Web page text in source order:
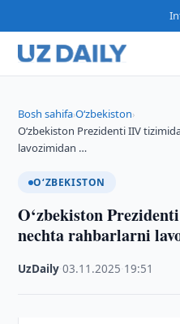
Bosh sahifa›O‘zbekiston›
O‘zbekiston Prezidenti IIV
lavozimidan …
O‘ZBEKISTON
O‘zbekiston
nechta rahbarlarni
UzDaily ·03.11.2025 19:51